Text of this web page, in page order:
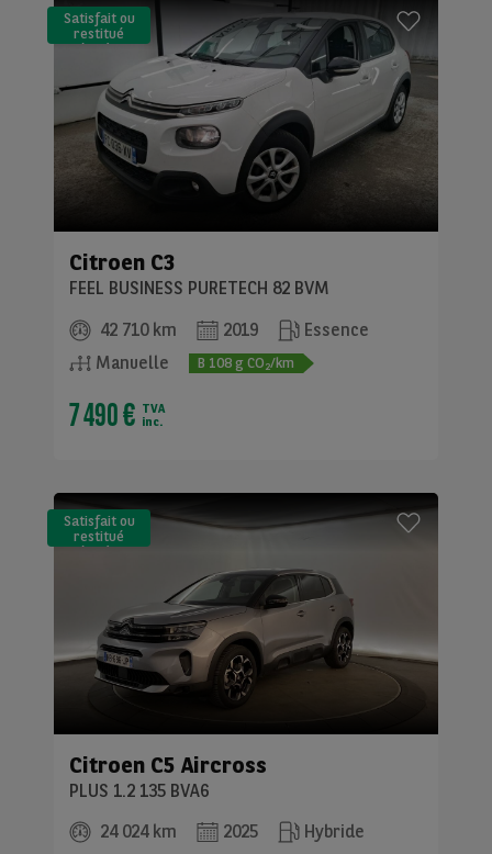
Satisfait ou
restitué
(LLD)*
Citroen C3
FEEL BUSINESS PURETECH 82 BVM
42 710 km
2019
Essence
Manuelle
B 108 g CO2/km
7 490 € TVA
inc.
Satisfait ou
restitué
(LLD)*
Citroen C5 Aircross
PLUS 1.2 135 BVA6
24 024 km
2025
Hybride